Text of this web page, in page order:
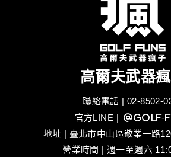
高爾夫武器
聯絡電話 | 02-8502-
官方LINE | @golf-
地址 | 臺北市中山區敬業一路
營業時間 | 週一至週六